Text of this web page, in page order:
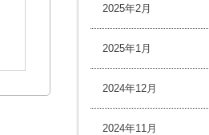
2025年2月
2025年1月
2024年12月
2024年11月